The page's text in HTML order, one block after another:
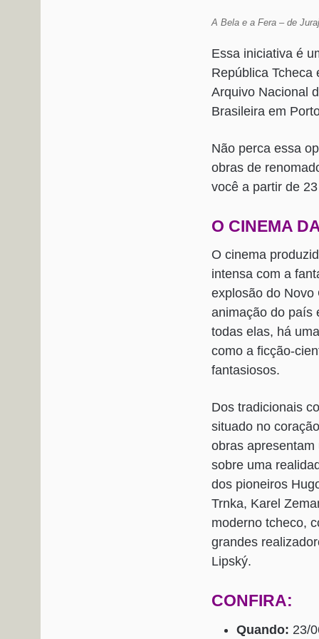
A Bela e a Fera – de
Essa iniciativa é
República Tcheca
Arquivo Nacional
Brasileira em
Não perca essa
obras de
você a partir de
O CINEMA
O cinema
intensa com a
explosão do Novo
animação do país
todas elas, há
como a ficção-
fantasiosos.
Dos tradicionais
situado no
obras
sobre uma
dos pioneiros
Trnka, Karel
moderno tcheco,
grandes
Lipský.
CONFIRA:
Quando: 23/